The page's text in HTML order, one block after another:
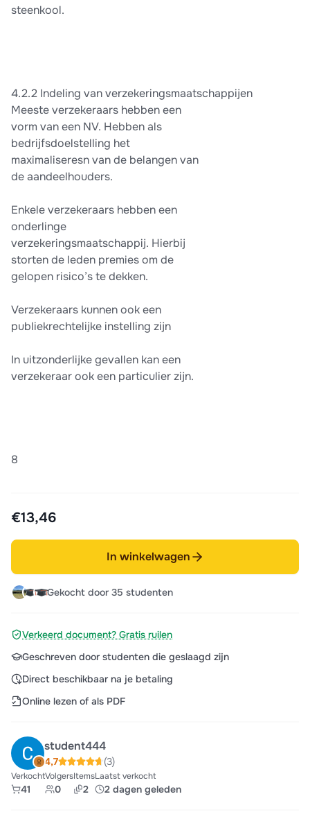
steenkool.
4.2.2 Indeling van verzekeringsmaatschappijen
Meeste verzekeraars hebben een
vorm van een NV. Hebben als
bedrijfsdoelstelling het
maximaliseresn van de belangen van
de aandeelhouders.
Enkele verzekeraars hebben een
onderlinge
verzekeringsmaatschappij. Hierbij
storten de leden premies om de
gelopen risico’s te dekken.
Verzekeraars kunnen ook een
publiekrechtelijke instelling zijn
In uitzonderlijke gevallen kan een
verzekeraar ook een particulier zijn.
8
€13,46
In winkelwagen
Gekocht door 35 studenten
Verkeerd document? Gratis ruilen
Geschreven door studenten die geslaagd zijn
Direct beschikbaar na je betaling
Online lezen of als PDF
student444
4,7 (3)
Verkocht
41
Volgers
0
Items
2
Laatst verkocht
2 dagen geleden